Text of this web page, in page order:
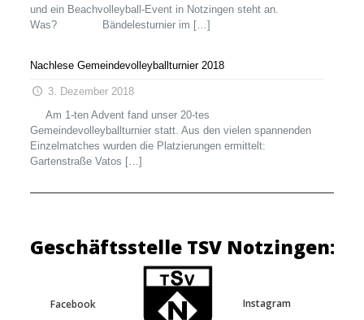
und ein Beachvolleyball-Event in Notzingen steht an.
Was? Bändelesturnier im […]
Nachlese Gemeindevolleyballturnier 2018
3. Dezember 2018
Am 1-ten Advent fand unser 20-tes
Gemeindevolleyballturnier statt. Aus den vielen spannenden
Einzelmatches wurden die Platzierungen ermittelt:
Gartenstraße Vatos […]
Geschäftsstelle TSV Notzingen:
Facebook Instagram